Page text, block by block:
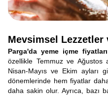
Mevsimsel
Parga'da yeme içme fiyatları
özellikle Temmuz ve Ağustos
Nisan-Mayıs ve Ekim ayları
dönemlerinde hem fiyatlar
daha sakin olur. Ayrıca, bazı